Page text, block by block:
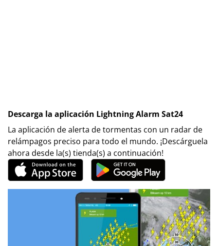
Descarga la aplicación Lightning Alarm Sat24
La aplicación de alerta de tormentas con un radar de
relámpagos preciso para todo el mundo. ¡Descárguela
ahora desde la(s) tienda(s) a continuación!